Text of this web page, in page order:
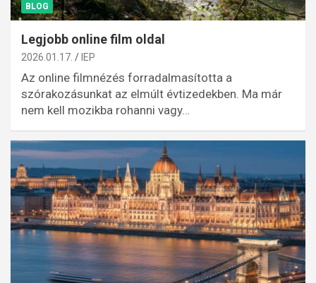
BLOG
Legjobb online film oldal
2026.01.17. IEP
Az online filmnézés forradalmasította a
szórakozásunkat az elmúlt évtizedekben. Ma már
nem kell mozikba rohanni vagy…